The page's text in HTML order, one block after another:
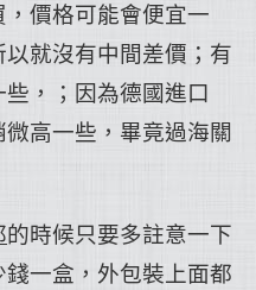
價格可能會便宜一
就沒有中間差價；有
，；因為德國進口
高一些，畢竟過海關
的時候只要多註意一下
一盒，外包裝上面都